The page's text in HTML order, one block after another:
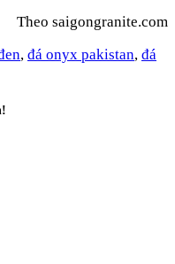
Theo saigongranite.com
, đá onyx pakistan, đá